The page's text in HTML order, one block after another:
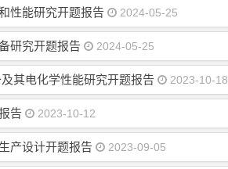
性能研究开题报告 2024-05-25
研究开题报告 2024-05-25
其电化学性能研究开题报告 2023-10-18
告 2023-10-12
产设计开题报告 2023-09-05